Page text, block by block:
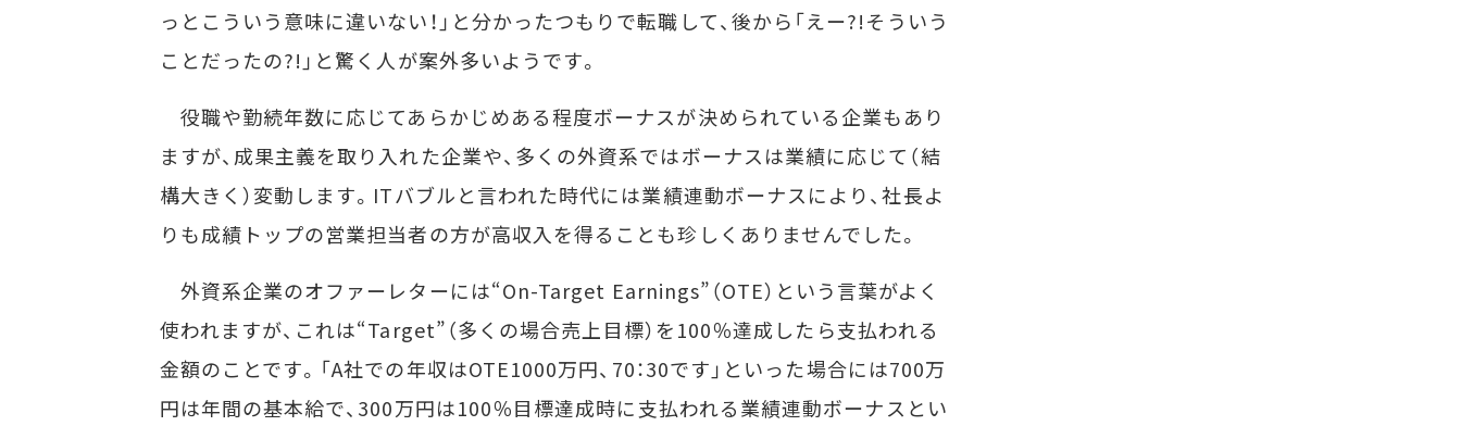
っとこういう意味に違いない！」と分かったつもりで転職して、後から「えー?!そういう
ことだったの?!」と驚く人が案外多いようです。
役職や勤続年数に応じてあらかじめある程度ボーナスが決められている企業もあり
ますが、成果主義を取り入れた企業や、多くの外資系ではボーナスは業績に応じて（結
構大きく）変動します。ITバブルと言われた時代には業績連動ボーナスにより、社長よ
りも成績トップの営業担当者の方が高収入を得ることも珍しくありませんでした。
外資系企業のオファーレターには“On-Target Earnings”（OTE）という言葉がよく
使われますが、これは“Target”（多くの場合売上目標）を100％達成したら支払われる
金額のことです。「A社での年収はOTE1000万円、70：30です」といった場合には700万
円は年間の基本給で、300万円は100％目標達成時に支払われる業績連動ボーナスとい